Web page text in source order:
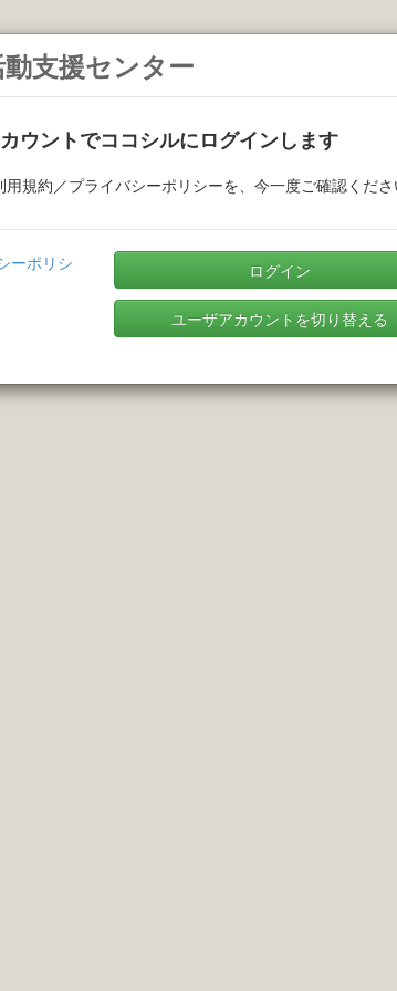
支援センター
ウントでココシルにログインします
用規約／プライバシーポリシーを、今一度ご確認くだ
ーポリシ
ログイン
ユーザアカウントを切り替える